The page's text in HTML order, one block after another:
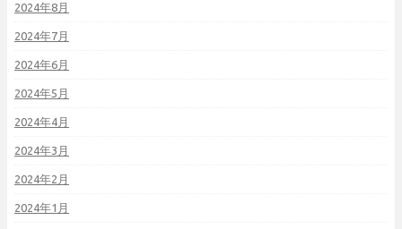
2024年8月
2024年7月
2024年6月
2024年5月
2024年4月
2024年3月
2024年2月
2024年1月